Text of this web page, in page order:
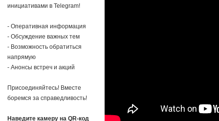
инициативами в Telegram!
- Оперативная информация
- Обсуждение важных тем
- Возможность обратиться
напрямую
- Анонсы встреч и акций
Присоединяйтесь! Вместе
боремся за справедливость!
Наведите камеру на QR-код